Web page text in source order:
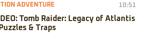
ADVENTURE 10:51
Tomb Raider: Legacy of Atlantis
& Traps